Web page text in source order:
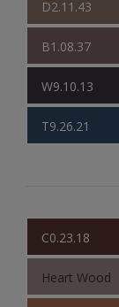
D2.11.43
B1.08.37
W9.10.13
T9.26.21
C0.23.18
Heart Wood